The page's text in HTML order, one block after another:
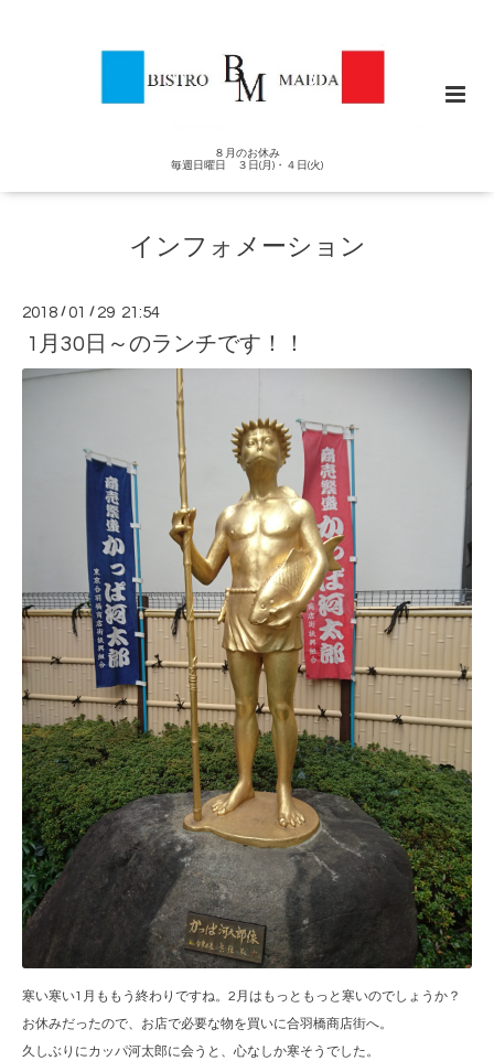
８月のお休み
毎週日曜日 ３日(月)・４日(火)
インフォメーション
2018 /01 / 29 21:54
1月30日～のランチです！！
寒い寒い1月ももう終わりですね。2月はもっともっと寒いのでしょうか？
お休みだったので、お店で必要な物を買いに合羽橋商店街へ。
久しぶりにカッパ河太郎に会うと、心なしか寒そうでした。